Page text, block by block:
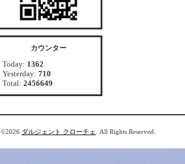
カウンター
Today: 1362
Yesterday: 710
Total: 2456649
©2026 ダルジェント クローチェ . All Rights Reserved.